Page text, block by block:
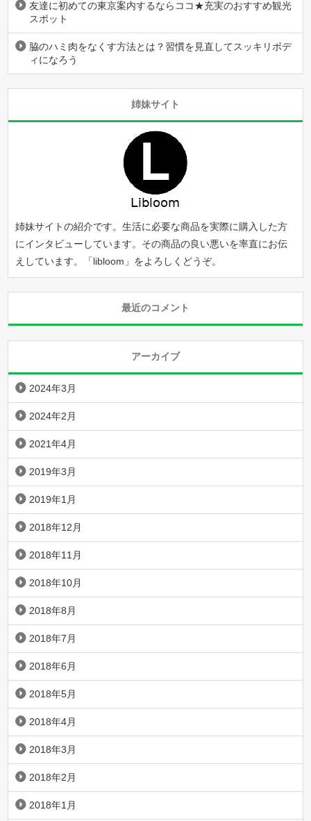
友達に初めての東京案内するならココ★充実のおすすめ観光
スポット
脇のハミ肉をなくす方法とは？習慣を見直してスッキリボデ
ィになろう
姉妹サイト
姉妹サイトの紹介です。生活に必要な商品を実際に購入した方
にインタビューしています。その商品の良い悪いを率直にお伝
えしています。「libloom 」をよろしくどうぞ。
最近のコメント
アーカイブ
2024年3月
2024年2月
2021年4月
2019年3月
2019年1月
2018年12月
2018年11月
2018年10月
2018年8月
2018年7月
2018年6月
2018年5月
2018年4月
2018年3月
2018年2月
2018年1月